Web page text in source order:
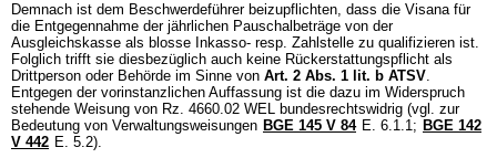
Demnach ist dem Beschwerdeführer beizupflichten, dass die Visana für
die Entgegennahme der jährlichen Pauschalbeträge von der
Ausgleichskasse als blosse Inkasso- resp. Zahlstelle zu qualifizieren ist.
Folglich trifft sie diesbezüglich auch keine Rückerstattungspflicht als
Drittperson oder Behörde im Sinne von Art. 2 Abs. 1 lit. b ATSV.
Entgegen der vorinstanzlichen Auffassung ist die dazu im Widerspruch
stehende Weisung von Rz. 4660.02 WEL bundesrechtswidrig (vgl. zur
Bedeutung von Verwaltungsweisungen BGE 145 V 84 E. 6.1.1; BGE 142
V 442 E. 5.2).